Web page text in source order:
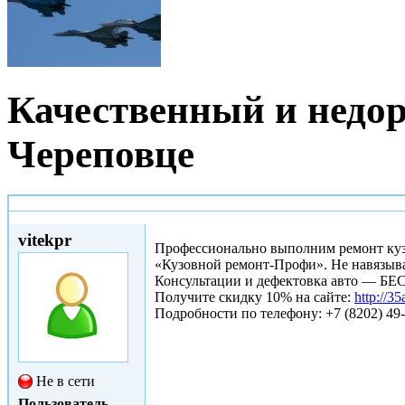
Качественный и
Череповце
vitekpr
Не в сети
Профессионально выполним ремонт
«Кузовной ремонт-Профи». Не
Консультации и дефектовка авто —
Получите скидку 10% на сайте: http://
Подробности по телефону: +7 (8202)